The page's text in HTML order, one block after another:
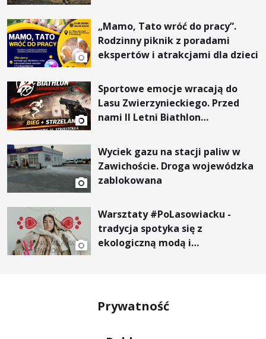
„Mamo, Tato wróć do pracy”.
Rodzinny piknik z poradami
ekspertów i atrakcjami dla dzieci
Sportowe emocje wracają do
Lasu Zwierzynieckiego. Przed
nami II Letni Biathlon
Wyciek gazu na stacji paliw w
Zawichoście. Droga wojewódzka
zablokowana
Warsztaty #PoLasowiacku -
tradycja spotyka się z
ekologiczną modą i
Prywatność